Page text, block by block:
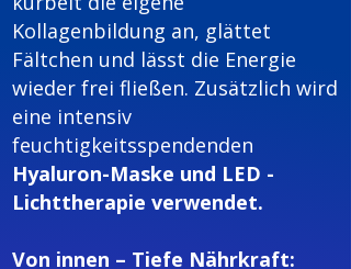
Kollagenbildung an, glättet
Fältchen und lässt die Energie
wieder frei fließen. Zusätzlich wird
eine intensiv
feuchtigkeitsspendenden
Hyaluron-Maske und LED -
Lichttherapie verwendet.
Von innen – Tiefe Nährkraft: